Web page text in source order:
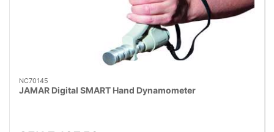
NC70145
JAMAR Digital SMART Hand Dynamometer